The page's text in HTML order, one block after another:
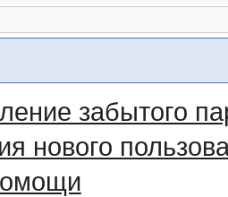
забытого
нового